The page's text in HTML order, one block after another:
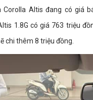
Corolla Altis đang có giá
1.8G có giá 763 triệu
chi thêm 8 triệu đồng.